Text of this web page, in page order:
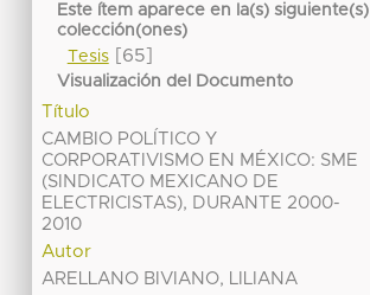
Este ítem aparece en la(s) siguiente(s)
colección(ones)
Tesis[65]
Visualización del Documento
Título
CAMBIO POLÍTICO Y
CORPORATIVISMO EN MÉXICO: SME
(SINDICATO MEXICANO DE
ELECTRICISTAS), DURANTE 2000-
2010
Autor
ARELLANO BIVIANO, LILIANA